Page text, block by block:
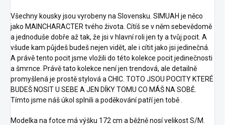
Všechny kousky jsou vyrobeny na Slovensku. SIMUAH je něco
jako MAINCHARACTER tvého života. Cítíš se v něm sebevědomě
a jednoduše dobře až tak, že jsi v hlavní roli jen ty a tvůj pocit. A
všude kam půjdeš budeš nejen vidět, ale i cítit jako jsi jedinečná.
A právě tento pocit jsme vložili do této kolekce pocit jedinečnosti
a šmrnce. Právě tato kolekce není jen trendová, ale detailně
promyšlená je prostě stylová a CHIC. TOTO JSOU POCITY KTERÉ
BUDEŠ NOSIT U SEBE A JEN DÍKY TOMU CO MÁŠ ​​NA SOBĚ.
Tímto jsme náš úkol splnili a poděkování patří jen tobě .
Modelka na fotce má výšku 172 cm a běžně nosí velikost S/M.